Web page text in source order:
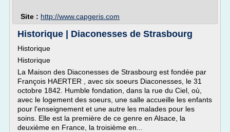
Site : http://www.capgeris.com
Historique | Diaconesses de Strasbourg
Historique
Historique
La Maison des Diaconesses de Strasbourg est fondée par
François HAERTER , avec six soeurs Diaconesses, le 31
octobre 1842. Humble fondation, dans la rue du Ciel, où,
avec le logement des soeurs, une salle accueille les enfants
pour l'enseignement et une autre les malades pour les
soins. Elle est la première de ce genre en Alsace, la
deuxième en France, la troisième en...